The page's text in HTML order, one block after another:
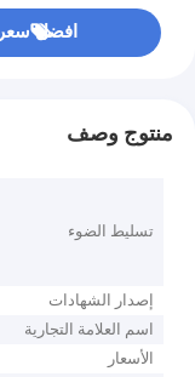
افضل سعر
منتوج وصف
تسليط الضوء
إصدار الشهادات
اسم العلامة التجارية
الأسعار